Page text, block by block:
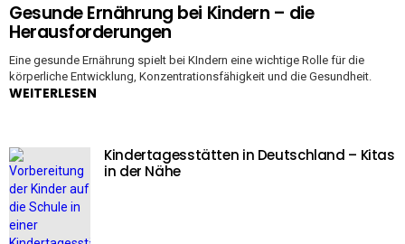
Gesunde Ernährung bei Kindern – die
Herausforderungen
Eine gesunde Ernährung spielt bei KIndern eine wichtige Rolle für die
körperliche Entwicklung, Konzentrationsfähigkeit und die Gesundheit.
WEITERLESEN
Kindertagesstätten in Deutschland – Kitas
in der Nähe